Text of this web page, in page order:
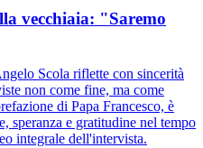
vecchiaia: "Saremo
Scola riflette con sincerità
non come fine, ma come
di Papa Francesco, è
speranza e gratitudine nel tempo
integrale dell'intervista.